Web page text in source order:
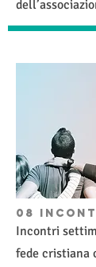
08
Incontri
fede cristiana